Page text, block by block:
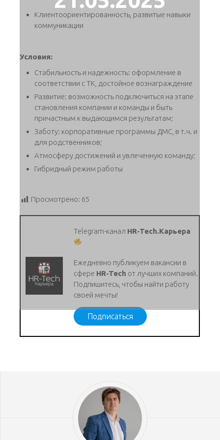
Клиентоориентированность, развитые навыки
коммуникации
Условия:
Стабильность и надежность: оформление в
соответствии с ТК, достойное вознаграждение
Развитие: возможность подключиться на этапе
становления компании и команды и быть
причастным к выдающимся результатам;
Заботу: корпоративные программы ДМС, в т.ч. и
для родственников;
Атмосферу достижений и увлеченную команду;
Гибридный режим работы
Просмотрено: 65
Telegram-канал HR-Tech.Карьера
Ежедневно публикуем вакансии в
сфере HR-Tech от лучших компаний.
Подпишитесь, чтобы найти работу
своей мечты!
Подписаться